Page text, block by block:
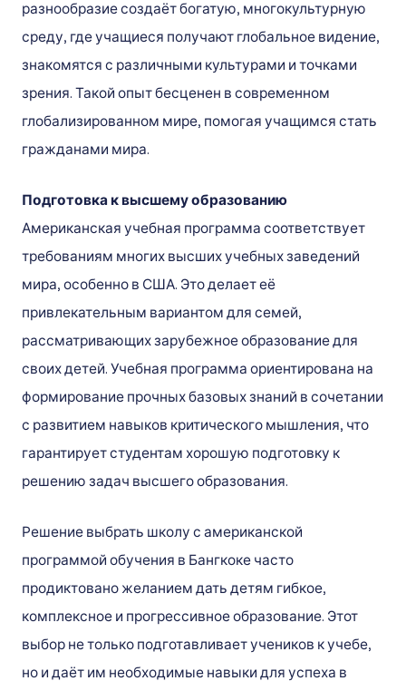
разнообразие создаёт богатую, многокультурную
среду, где учащиеся получают глобальное видение,
знакомятся с различными культурами и точками
зрения. Такой опыт бесценен в современном
глобализированном мире, помогая учащимся стать
гражданами мира.
Подготовка к высшему образованию
Американская учебная программа соответствует
требованиям многих высших учебных заведений
мира, особенно в США. Это делает её
привлекательным вариантом для семей,
рассматривающих зарубежное образование для
своих детей. Учебная программа ориентирована на
формирование прочных базовых знаний в сочетании
с развитием навыков критического мышления, что
гарантирует студентам хорошую подготовку к
решению задач высшего образования.
Решение выбрать школу с американской
программой обучения в Бангкоке часто
продиктовано желанием дать детям гибкое,
комплексное и прогрессивное образование. Этот
выбор не только подготавливает учеников к учебе,
но и даёт им необходимые навыки для успеха в